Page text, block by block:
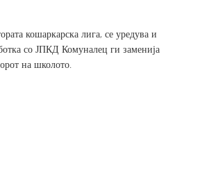
кошаркарска лига, се уредува и
со ЈПКД Комуналец ги заменија
на школото.